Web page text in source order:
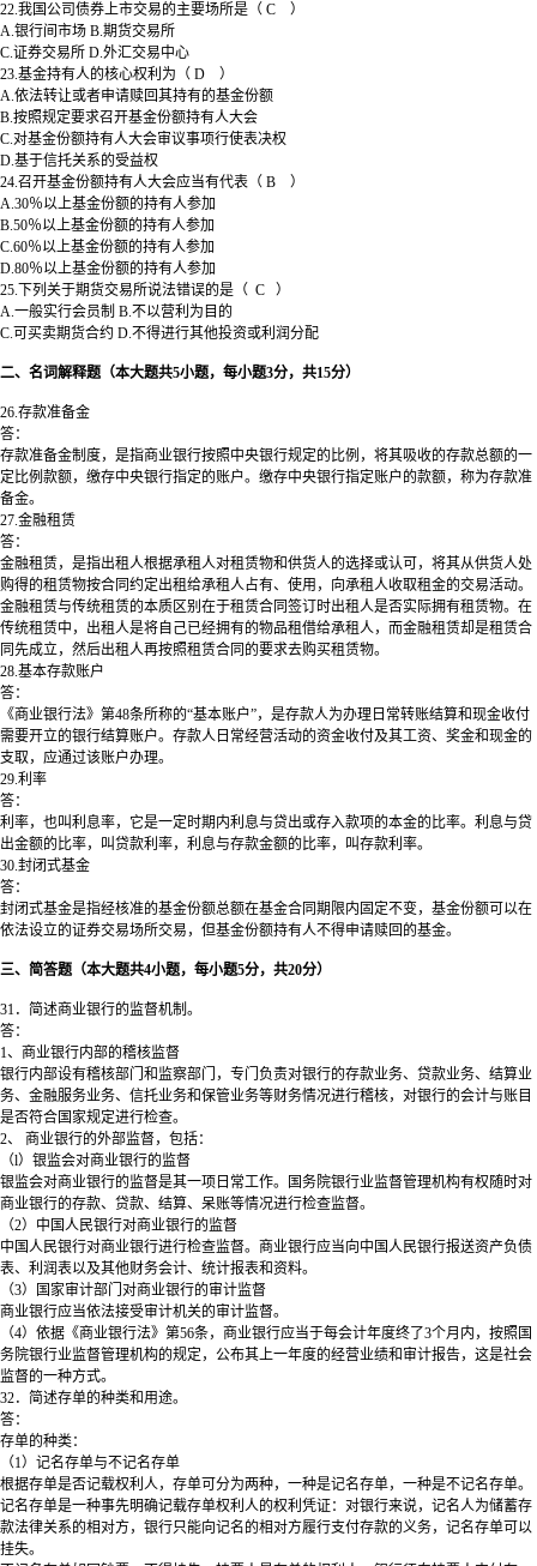
22.我国公司债券上市交易的主要场所是（ C ）
A.银行间市场 B.期货交易所
C.证券交易所 D.外汇交易中心
23.基金持有人的核心权利为（ D ）
A.依法转让或者申请赎回其持有的基金份额
B.按照规定要求召开基金份额持有人大会
C.对基金份额持有人大会审议事项行使表决权
D.基于信托关系的受益权
24.召开基金份额持有人大会应当有代表（ B ）
A.30％以上基金份额的持有人参加
B.50％以上基金份额的持有人参加
C.60％以上基金份额的持有人参加
D.80％以上基金份额的持有人参加
25.下列关于期货交易所说法错误的是（ C ）
A.一般实行会员制 B.不以营利为目的
C.可买卖期货合约 D.不得进行其他投资或利润分配
二、名词解释题（本大题共5小题，每小题3分，共15分）
26.存款准备金
答：
存款准备金制度，是指商业银行按照中央银行规定的比例，将其吸收的存款总额的一
定比例款额，缴存中央银行指定的账户。缴存中央银行指定账户的款额，称为存款准
备金。
27.金融租赁
答：
金融租赁，是指出租人根据承租人对租赁物和供货人的选择或认可，将其从供货人处
购得的租赁物按合同约定出租给承租人占有、使用，向承租人收取租金的交易活动。
金融租赁与传统租赁的本质区别在于租赁合同签订时出租人是否实际拥有租赁物。在
传统租赁中，出租人是将自己已经拥有的物品租借给承租人，而金融租赁却是租赁合
同先成立，然后出租人再按照租赁合同的要求去购买租赁物。
28.基本存款账户
答：
《商业银行法》第48条所称的“基本账户”，是存款人为办理日常转账结算和现金收付
需要开立的银行结算账户。存款人日常经营活动的资金收付及其工资、奖金和现金的
支取，应通过该账户办理。
29.利率
答：
利率，也叫利息率，它是一定时期内利息与贷出或存入款项的本金的比率。利息与贷
出金额的比率，叫贷款利率，利息与存款金额的比率，叫存款利率。
30.封闭式基金
答：
封闭式基金是指经核准的基金份额总额在基金合同期限内固定不变，基金份额可以在
依法设立的证券交易场所交易，但基金份额持有人不得申请赎回的基金。
三、简答题（本大题共4小题，每小题5分，共20分）
31．简述商业银行的监督机制。
答：
1、商业银行内部的稽核监督
银行内部设有稽核部门和监察部门，专门负责对银行的存款业务、贷款业务、结算业
务、金融服务业务、信托业务和保管业务等财务情况进行稽核，对银行的会计与账目
是否符合国家规定进行检查。
2、 商业银行的外部监督，包括：
（l）银监会对商业银行的监督
银监会对商业银行的监督是其一项日常工作。国务院银行业监督管理机构有权随时对
商业银行的存款、贷款、结算、呆账等情况进行检查监督。
（2）中国人民银行对商业银行的监督
中国人民银行对商业银行进行检查监督。商业银行应当向中国人民银行报送资产负债
表、利润表以及其他财务会计、统计报表和资料。
（3）国家审计部门对商业银行的审计监督
商业银行应当依法接受审计机关的审计监督。
（4）依据《商业银行法》第56条，商业银行应当于每会计年度终了3个月内，按照国
务院银行业监督管理机构的规定，公布其上一年度的经营业绩和审计报告，这是社会
监督的一种方式。
32．简述存单的种类和用途。
答：
存单的种类：
（1）记名存单与不记名存单
根据存单是否记载权利人，存单可分为两种，一种是记名存单，一种是不记名存单。
记名存单是一种事先明确记载存单权利人的权利凭证：对银行来说，记名人为储蓄存
款法律关系的相对方，银行只能向记名的相对方履行支付存款的义务，记名存单可以
挂失。